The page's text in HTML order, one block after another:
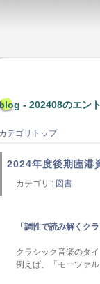
blog - 202408のエン
カテゴリトップ
2024年度後期臨港
カテゴリ : 図書
「調性で読み解くク
クラシック音楽のタ
例えば、「モーツァ